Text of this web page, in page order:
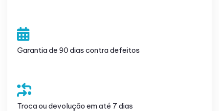
Garantia de 90 dias contra defeitos
Troca ou devolução em até 7 dias